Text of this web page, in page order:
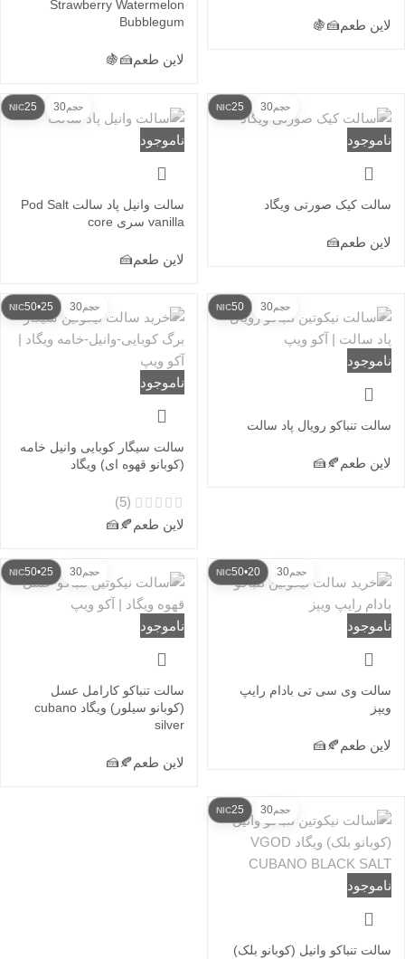
لاین طعم🍰
🍇
Strawberry Watermelon
Bubblegum
لاین طعم🍰
🍇
حجم30
25
NIC
ناموجود
سالت کیک صورتی ویگاد
لاین طعم🍰
حجم30
25
NIC
ناموجود
سالت وانیل پاد سالت Pod Salt
vanilla سری core
لاین طعم🍰
حجم30
50
NIC
ناموجود
سالت تنباکو رویال پاد سالت
لاین طعم 🍂
🍰
حجم30
25•50
NIC
ناموجود
سالت سیگار کوبایی وانیل خامه
(کوبانو قهوه ای) ویگاد
(5)
لاین طعم 🍂
🍰
حجم30
20•50
NIC
ناموجود
سالت وی سی تی بادام رایپ
ویپز
لاین طعم 🍂
🍰
حجم30
25•50
NIC
ناموجود
سالت تنباکو کارامل عسل
(کوبانو سیلور) ویگاد cubano
silver
لاین طعم 🍂
🍰
حجم30
25
NIC
ناموجود
سالت تنباکو وانیل (کوبانو بلک)